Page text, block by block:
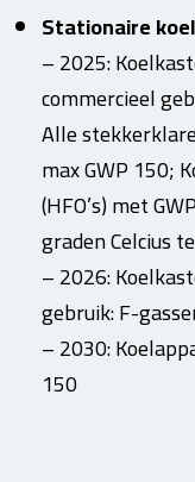
Stationaire
– 2025:
commercieel
Alle
max GWP 150;
(HFO’s) met
graden Celcius
– 2026:
gebruik: F-
– 2030:
150